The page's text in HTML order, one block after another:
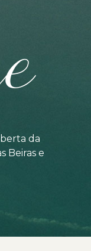
da
Beiras e